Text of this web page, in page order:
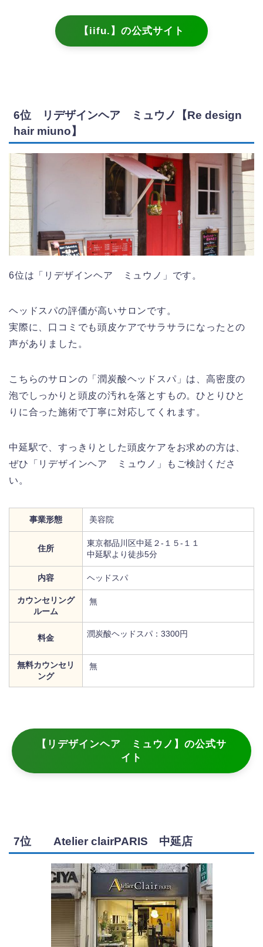
【iifu.】の公式サイト
6位 リデザインヘア ミュウノ【Re design
hair miuno】
6位は「リデザインヘア ミュウノ」です。
ヘッドスパの評価が高いサロンです。
実際に、口コミでも頭皮ケアでサラサラになったとの
声がありました。
こちらのサロンの「潤炭酸ヘッドスパ」は、高密度の
泡でしっかりと頭皮の汚れを落とすもの。ひとりひと
りに合った施術で丁寧に対応してくれます。
中延駅で、すっきりとした頭皮ケアをお求めの方は、
ぜひ「リデザインヘア ミュウノ」もご検討くださ
い。
事業形態 美容院
住所
東京都品川区中延２-１５-１１
中延駅より徒歩5分
内容 ヘッドスパ
カウンセリング
ルーム
無
料金 潤炭酸ヘッドスパ：3300円
無料カウンセリ
ング
無
【リデザインヘア ミュウノ】の公式サ
イト
7位 Atelier clairPARIS 中延店